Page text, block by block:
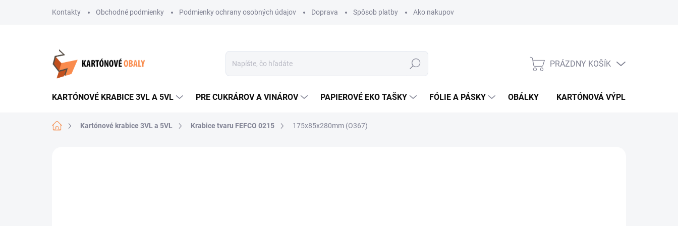
Kontakty Obchodné podmienky Podmienky ochrany osobných údajov Doprava Spôsob platby Ako nakupovať
Hľadať
NÁKUPNÝ
PRÁZDNY KOŠÍK
KARTÓNOVÉ KRABICE 3VL A 5VL PRE CUKRÁROV A VINÁROV PAPIEROVÉ EKO TAŠKY FÓLIE A PÁSKY OBÁLKY KARTÓNOVÁ VÝPLŇ
DomovKartónové krabice 3VL a 5VL Krabice tvaru FEFCO 0215 175x85x280mm (O367)